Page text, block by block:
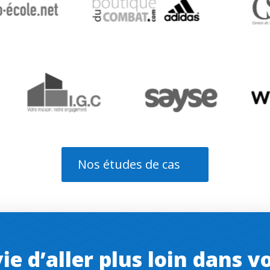
Nos études de cas
d’aller plus loin dans